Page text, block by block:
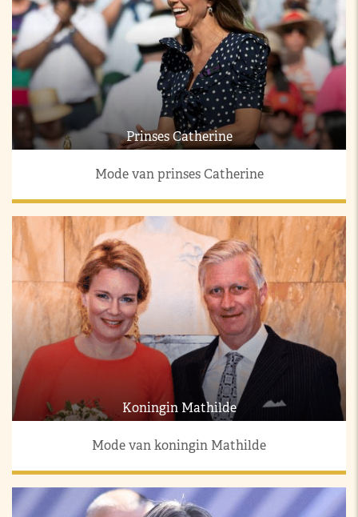
Prinses Catherine
Mode van prinses Catherine
Koningin Mathilde
Mode van koningin Mathilde